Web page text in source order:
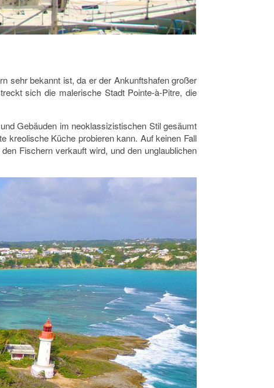
sehr bekannt ist, da er der Ankunftshafen großer
sich die malerische Stadt Pointe-à-Pitre, die
Gebäuden im neoklassizistischen Stil gesäumt
kreolische Küche probieren kann. Auf keinen Fall
Fischern verkauft wird, und den unglaublichen